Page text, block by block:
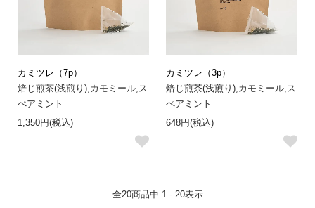
カミツレ（7p）
焙じ煎茶(浅煎り),カモミール,ス
ぺアミント
1,350円(税込)
カミツレ（3p）
焙じ煎茶(浅煎り),カモミール,ス
ぺアミント
648円(税込)
全20商品中 1 - 20表示